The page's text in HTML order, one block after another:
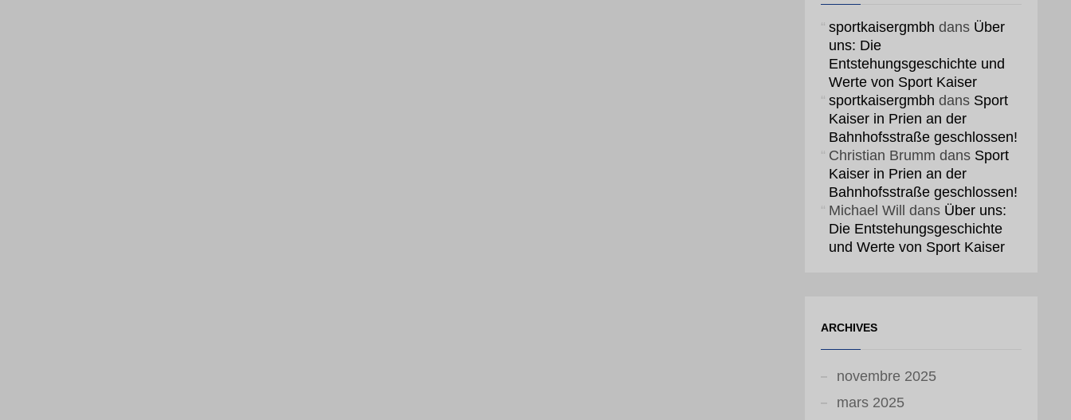
sportkaisergmbh dans Über
uns: Die
Entstehungsgeschichte und
Werte von Sport Kaiser
sportkaisergmbh dans Sport
Kaiser in Prien an der
Bahnhofsstraße geschlossen!
Christian Brumm dans Sport
Kaiser in Prien an der
Bahnhofsstraße geschlossen!
Michael Will
dans Über uns:
Die Entstehungsgeschichte
und Werte von Sport Kaiser
ARCHIVES
novembre 2025
mars 2025